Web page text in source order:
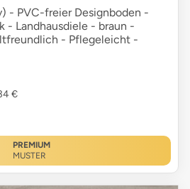
- PVC-freier Designboden -
- Landhausdiele - braun -
- Pflegeleicht -
€
PREMIUM
MUSTER